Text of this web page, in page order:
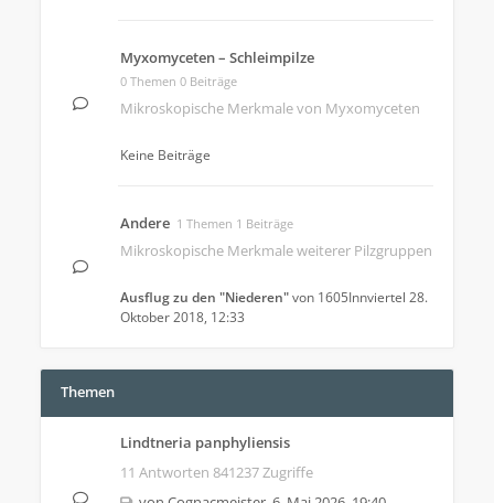
Myxomyceten – Schleimpilze
0 Themen 0 Beiträge
Mikroskopische Merkmale von Myxomyceten
Keine Beiträge
Andere 1 Themen 1 Beiträge
Mikroskopische Merkmale weiterer Pilzgruppen
Ausflug zu den "Niederen"von 1605Innviertel 28.
Oktober 2018, 12:33
Themen
Lindtneria panphyliensis
11 Antworten 841237 Zugriffe